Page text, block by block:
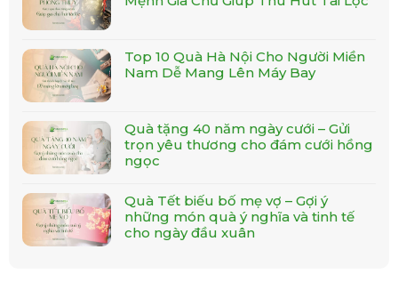
HOTINE: 081.219.6963
Hà Nội:152 Hạ Đình – Q. Thanh Xuân – Hà Nội
Hồ Chí Minh:
Huco Tea – trao tặng giá trị sức khỏe tinh thần đến
mọi nhà!
Top 10 Quà Hà Nội Cho Người Miền
Nam Dễ Mang Lên Máy Bay
Quà tặng 40 năm ngày cưới – Gửi
trọn yêu thương cho đám cưới hồng
ngọc
Quà Tết biếu bố mẹ vợ – Gợi ý
những món quà ý nghĩa và tinh tế
cho ngày đầu xuân